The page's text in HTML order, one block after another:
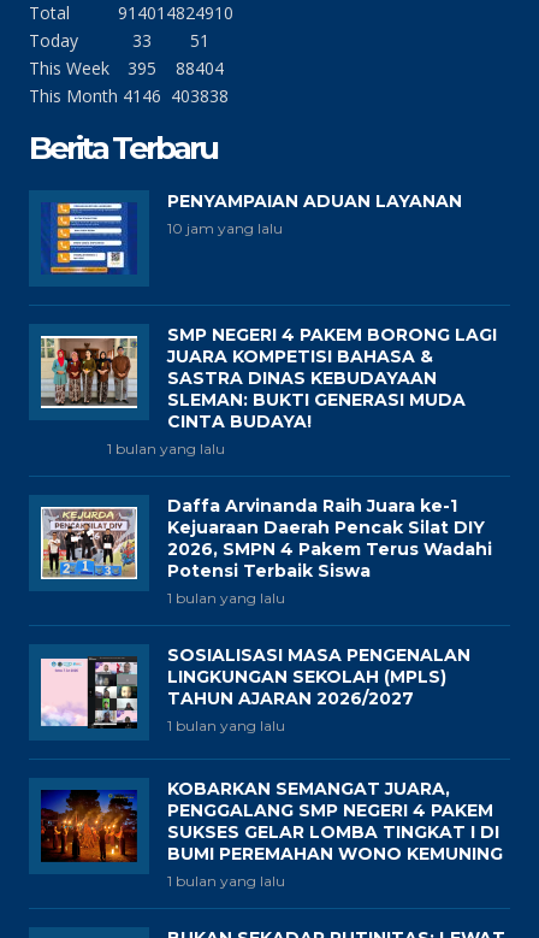
Total 91401 4824910
Today
33
51
This Week
395
88404
This Month 4146 403838
Berita Terbaru
PENYAMPAIAN ADUAN LAYANAN
10 jam yang lalu
SMP NEGERI 4 PAKEM BORONG LAGI
JUARA KOMPETISI BAHASA &
SASTRA DINAS KEBUDAYAAN
SLEMAN: BUKTI GENERASI MUDA
CINTA BUDAYA!
1 bulan yang lalu
Daffa Arvinanda Raih Juara ke-1
Kejuaraan Daerah Pencak Silat DIY
2026, SMPN 4 Pakem Terus Wadahi
Potensi Terbaik Siswa
1 bulan yang lalu
SOSIALISASI MASA PENGENALAN
LINGKUNGAN SEKOLAH (MPLS)
TAHUN AJARAN 2026/2027
1 bulan yang lalu
KOBARKAN SEMANGAT JUARA,
PENGGALANG SMP NEGERI 4 PAKEM
SUKSES GELAR LOMBA TINGKAT I DI
BUMI PEREMAHAN WONO KEMUNING
1 bulan yang lalu